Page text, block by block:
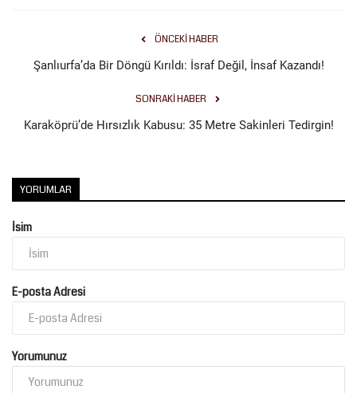
ÖNCEKI HABER
Şanlıurfa’da Bir Döngü Kırıldı: İsraf Değil, İnsaf Kazandı!
SONRAKI HABER
Karaköprü’de Hırsızlık Kabusu: 35 Metre Sakinleri Tedirgin!
YORUMLAR
İsim
E-posta Adresi
Yorumunuz